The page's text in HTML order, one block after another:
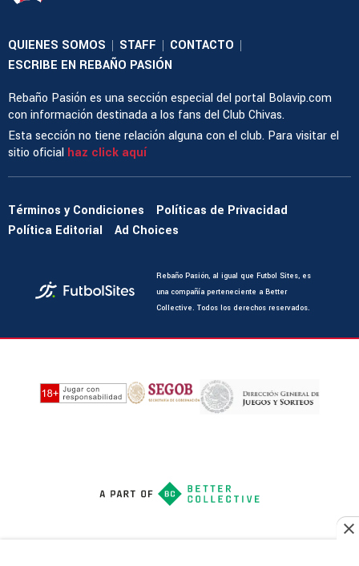
QUIENES SOMOS | STAFF | CONTACTO |
ESCRIBE EN REBAÑO PASIÓN
Rebaño Pasión es una sección especial del portal Bolavip.com
con información destinada a los fans del Club Chivas.
Esta sección no tiene relación alguna con el club. Para visitar el
sitio oficial haz click aquí
Términos y Condiciones
Políticas de Privacidad
Política Editorial
Ad Choices
Rebaño Pasión, al igual que Futbol Sites, es
una compañía perteneciente a Better
Collective. Todos los derechos reservados.